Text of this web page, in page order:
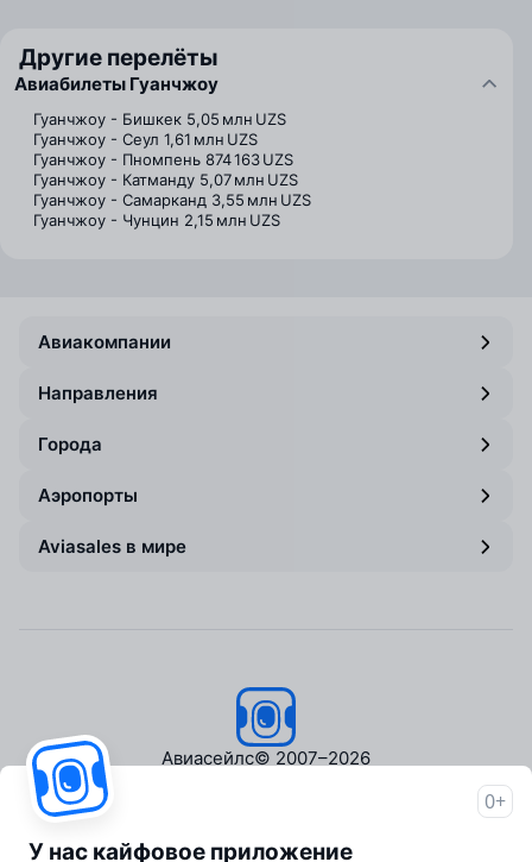
Другие перелёты
Авиабилеты Гуанчжоу
Гуанчжоу - Бишкек 5,05 млн UZS
Гуанчжоу - Сеул 1,61 млн UZS
Гуанчжоу - Пномпень 874 163 UZS
Гуанчжоу - Катманду 5,07 млн UZS
Гуанчжоу - Самарканд 3,55 млн UZS
Гуанчжоу - Чунцин 2,15 млн UZS
Авиакомпании
Направления
Города
Аэропорты
Aviasales в мире
Авиасейлс© 2007–2026
Пресс‑центр
0+
У нас кайфовое приложение